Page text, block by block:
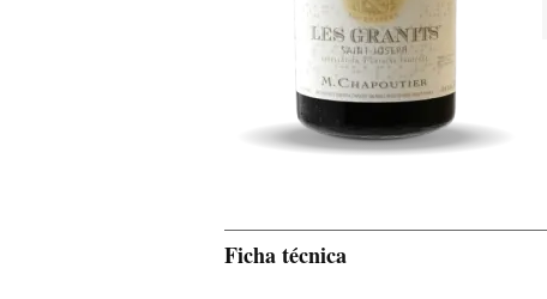
Ficha técnica